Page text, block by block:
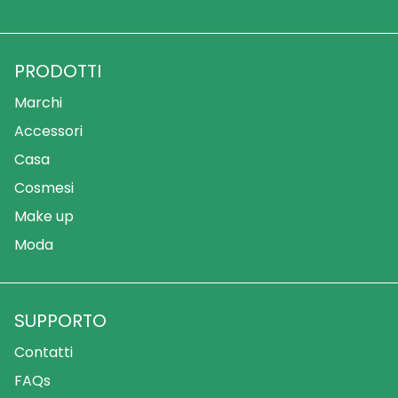
PRODOTTI
Marchi
Accessori
Casa
Cosmesi
Make up
Moda
SUPPORTO
Contatti
FAQs